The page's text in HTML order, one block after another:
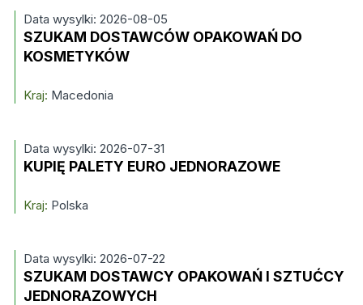
Data wysylki: 2026-08-05
SZUKAM DOSTAWCÓW OPAKOWAŃ DO
KOSMETYKÓW
Kraj: Macedonia
Data wysylki: 2026-07-31
KUPIĘ PALETY EURO JEDNORAZOWE
Kraj: Polska
Data wysylki: 2026-07-22
SZUKAM DOSTAWCY OPAKOWAŃ I SZTUĆCY
JEDNORAZOWYCH